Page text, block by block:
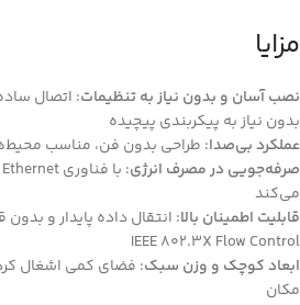
مزایا
نصب آسان و بدون نیاز به تنظیمات: اتصال
بدون نیاز به پیکربندی پیچیده
عملکرد بی‌صدا: طراحی بدون فن، مناسب
صرفه‌جویی در مصرف انرژی
می‌کند
قابلیت اطمینان بالا: انتقال داده پایدار و بدون
IEEE 802.3X Flow Control
ابعاد کوچک و وزن سبک: فضای کمی اشغال
مکان